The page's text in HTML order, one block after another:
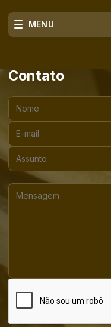
MENU
Contato
Nome:
E-mail:
Assunto:
Mensagem: